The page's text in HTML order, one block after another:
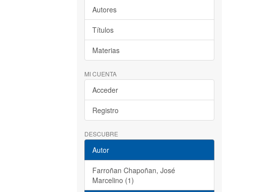
Autores
Títulos
Materias
MI CUENTA
Acceder
Registro
DESCUBRE
Autor
Farroñan Chapoñan, José
Marcelino (1)